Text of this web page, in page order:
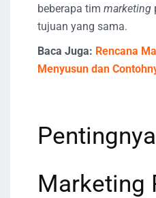
beberapa tim marketing
tujuan yang sama.
Baca Juga: Rencana
Menyusun dan
Pentingnya
Marketing